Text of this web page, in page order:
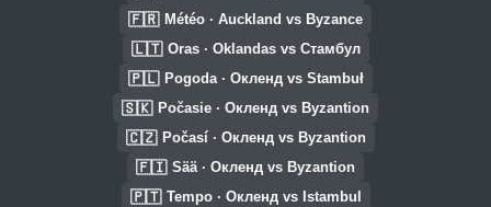
🇫🇷 Météo · Auckland vs Byzance
🇱🇹 Oras · Oklandas vs Стамбул
🇵🇱 Pogoda · Окленд vs Stambuł
🇸🇰 Počasie · Окленд vs Byzantion
🇨🇿 Počasí · Окленд vs Byzantion
🇫🇮 Sää · Окленд vs Byzantion
🇵🇹 Tempo · Окленд vs Istambul